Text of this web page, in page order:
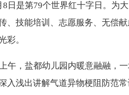
8日是第79个世界红十字日。为
、技能培训、志愿服务、无偿
彩。
午，盐都幼儿园内暖意融融，
入浅出讲解气道异物梗阻防范